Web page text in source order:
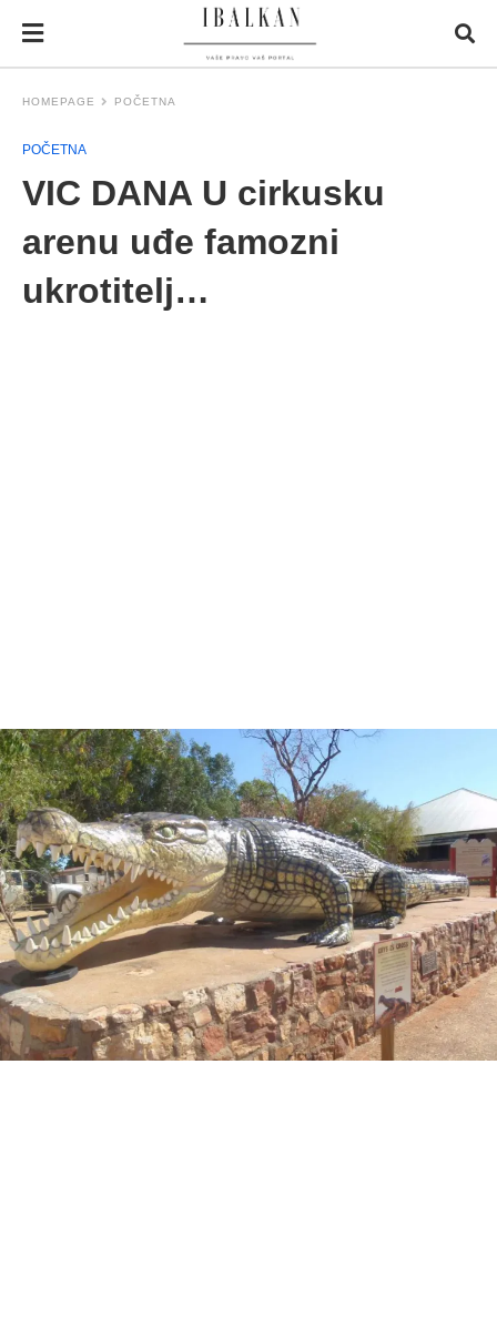
HOMEPAGE POČETNA
POČETNA
VIC DANA U cirkusku
arenu uđe famozni
ukrotitelj…